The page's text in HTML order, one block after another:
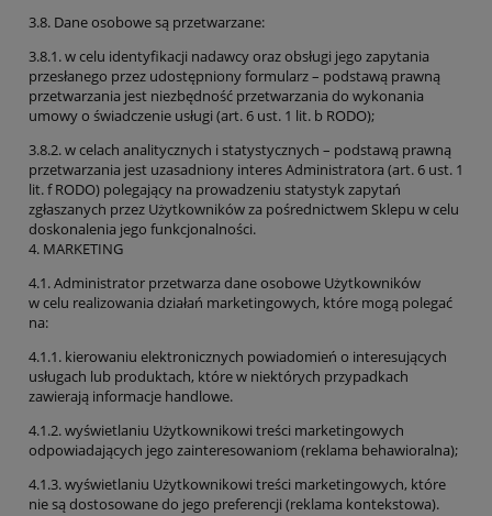
3.8. Dane osobowe są przetwarzane:
3.8.1. w celu identyfikacji nadawcy oraz obsługi jego zapytania
przesłanego przez udostępniony formularz – podstawą prawną
przetwarzania jest niezbędność przetwarzania do wykonania
umowy o świadczenie usługi (art. 6 ust. 1 lit. b RODO);
3.8.2. w celach analitycznych i statystycznych – podstawą prawną
przetwarzania jest uzasadniony interes Administratora (art. 6 ust. 1
lit. f RODO) polegający na prowadzeniu statystyk zapytań
zgłaszanych przez Użytkowników za pośrednictwem Sklepu w celu
doskonalenia jego funkcjonalności.
4. MARKETING
4.1. Administrator przetwarza dane osobowe Użytkowników
w celu realizowania działań marketingowych, które mogą polegać
na:
4.1.1. kierowaniu elektronicznych powiadomień o interesujących
usługach lub produktach, które w niektórych przypadkach
zawierają informacje handlowe.
4.1.2. wyświetlaniu Użytkownikowi treści marketingowych
odpowiadających jego zainteresowaniom (reklama behawioralna);
4.1.3. wyświetlaniu Użytkownikowi treści marketingowych, które
nie są dostosowane do jego preferencji (reklama kontekstowa).